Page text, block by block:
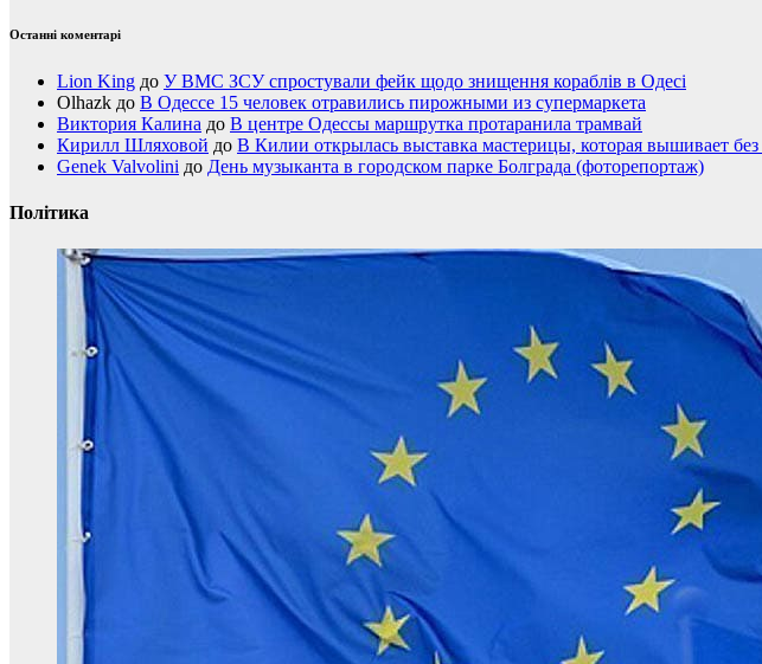
Останні коментарі
Lion King до У ВМС ЗСУ спростували фейк щодо знищення кораблів в Одесі
Olhazk до В Одессе 15 человек отравились пирожными из супермаркета
Виктория Калина до В центре Одессы маршрутка протаранила трамвай
Кирилл Шляховой до В Килии открылась выставка мастерицы, которая вышивает
Genek Valvolini до День музыканта в городском парке Болграда (фоторепортаж)
Політика